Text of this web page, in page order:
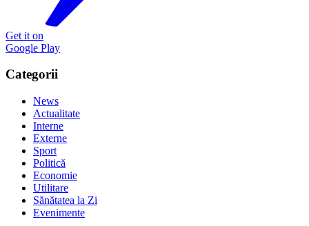
Get it on
Google Play
Categorii
News
Actualitate
Interne
Externe
Sport
Politică
Economie
Utilitare
Sănătatea la Zi
Evenimente